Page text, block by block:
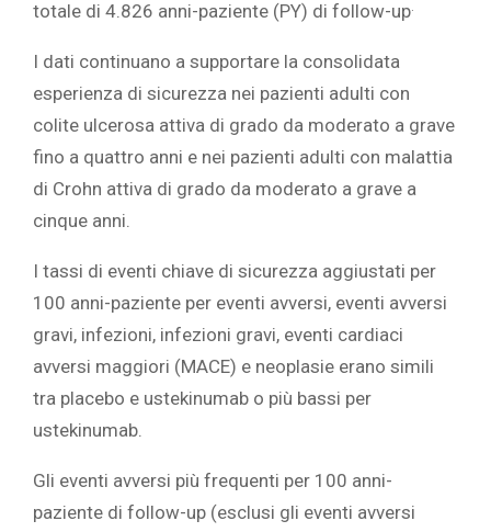
totale di 4.826 anni-paziente (PY) di follow-up
I dati continuano a supportare la consolidata
esperienza di sicurezza nei pazienti adulti con
colite ulcerosa attiva di grado da moderato a grave
fino a quattro anni e nei pazienti adulti con malattia
di Crohn attiva di grado da moderato a grave a
cinque anni.
I tassi di eventi chiave di sicurezza aggiustati per
100 anni-paziente per eventi avversi, eventi avversi
gravi, infezioni, infezioni gravi, eventi cardiaci
avversi maggiori (MACE) e neoplasie erano simili
tra placebo e ustekinumab o più bassi per
ustekinumab.
Gli eventi avversi più frequenti per 100 anni-
paziente di follow-up (esclusi gli eventi avversi